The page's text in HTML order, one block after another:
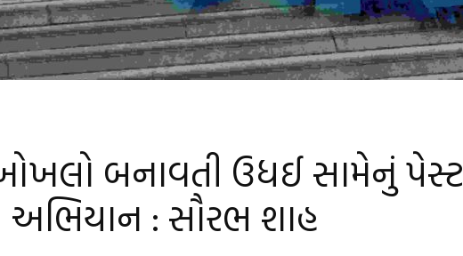
બનાવતી ઉધઈ સામેનું પેસ્ટ
અભિયાન : સૌરભ શાહ